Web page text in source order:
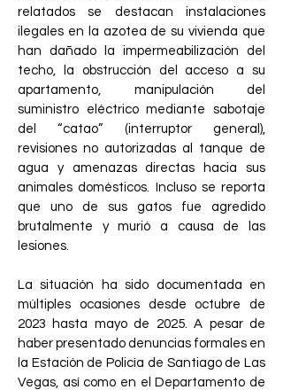
relatados se destacan instalaciones
ilegales en la azotea de su vivienda que
han dañado la impermeabilización del
techo, la obstrucción del acceso a su
apartamento, manipulación del
suministro eléctrico mediante sabotaje
del “catao” (interruptor general),
revisiones no autorizadas al tanque de
agua y amenazas directas hacia sus
animales domésticos. Incluso se reporta
que uno de sus gatos fue agredido
brutalmente y murió a causa de las
lesiones.
La situación ha sido documentada en
múltiples ocasiones desde octubre de
2023 hasta mayo de 2025. A pesar de
haber presentado denuncias formales en
la Estación de Policía de Santiago de Las
Vegas, así como en el Departamento de